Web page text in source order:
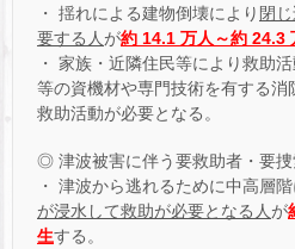
・ 揺れによる建物倒壊により 閉
要する人が約 14.1 万人～約 24.3
・ 家族・近隣住民等により救助
等の資機材や専門技術を有する消
救助活動が必要となる。
◎ 津波被害に伴う要救助者・要捜
・ 津波から逃れるために中高層
が浸水して救助が必要となる人 が
生する。